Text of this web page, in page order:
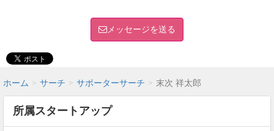
メッセージを送る
ホーム サーチ サポーターサーチ 末次 祥太郎
所属スタートアップ